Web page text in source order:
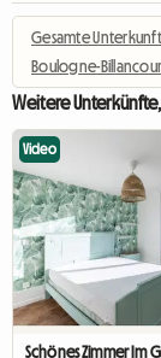
Gesamte Unterkunft
Boulogne-
Weitere
Video